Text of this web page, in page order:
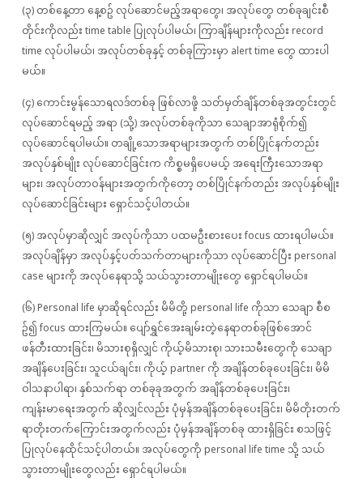
(၃) တစ်နေ့တာ နေ့စဥ် လုပ်ဆောင်မည့်အရာတွေ၊ အလုပ်တွေ တစ်ခုချင်းစီ
တိုင်းကိုလည်း time table ပြုလုပ်ပါမယ်၊ ကြာချိန်များကိုလည်း record
time လုပ်ပါမယ်၊ အလုပ်တစ်ခုနှင့် တစ်ခုကြားမှာ alert time တွေ ထားပါ
မယ်။
(၄) ကောင်းမွန်သောရလဒ်တစ်ခု ဖြစ်လာဖို့ သတ်မှတ်ချိန်တစ်ခုအတွင်းတွင်
လုပ်ဆောင်ရမည့် အရာ (သို့) အလုပ်တစ်ခုကိုသာ သေချာအာရုံစိုက်၍
လုပ်ဆောင်ရပါမယ်။ တချို့သောအရာများအတွက် တစ်ပြိုင်နက်တည်း
အလုပ်နှစ်မျိုး လုပ်ဆောင်ခြင်းက ကိစ္စမရှိပေမယ့် အရေးကြီးသောအရာ
များ၊ အလုပ်တာဝန်များအတွက်ကိုတော့ တစ်ပြိုင်နက်တည်း အလုပ်နှစ်မျိုး
လုပ်ဆောင်ခြင်းများ ရှောင်သင့်ပါတယ်။
(၅) အလုပ်မှာဆိုလျှင် အလုပ်ကိုသာ ပထမဦးစားပေး focus ထားရပါမယ်။
အလုပ်ချိန်မှာ အလုပ်နှင့်ပတ်သက်တာများကိုသာ လုပ်ဆောင်ပြီး personal
case များကို အလုပ်နေရာသို့ သယ်သွားတာမျိုးတွေ ရှောင်ရပါမယ်။
(၆) Personal life မှာဆိုရင်လည်း မိမိတို့ personal life ကိုသာ သေချာ စီစ
ဥ်၍ focus ထားကြမယ်။ ပျော်ရွှင်အေးချမ်းတဲ့နေရာတစ်ခုဖြစ်အောင်
ဖန်တီးထားခြင်း၊ မိသားစုရှိလျှင် ကိုယ့်မိသားစု၊ သားသမီးတွေကို သေချာ
အချိန်ပေးခြင်း၊ သူငယ်ချင်း၊ ကိုယ့် partner ကို အချိန်တစ်ခုပေးခြင်း၊ မိမိ
ဝါသနာပါရာ၊ နှစ်သက်ရာ တစ်ခုခုအတွက် အချိန်တစ်ခုပေးခြင်း၊
ကျန်းမာရေးအတွက် ဆိုလျှင်လည်း ပုံမှန်အချိန်တစ်ခုပေးခြင်း၊ မိမိတိုးတက်
ရာတိုးတက်ကြောင်းအတွက်လည်း ပုံမှန်အချိန်တစ်ခု ထားရှိခြင်း စသဖြင့်
ပြုလုပ်နေထိုင်သင့်ပါတယ်။ အလုပ်တွေကို personal life time သို့ သယ်
သွားတာမျိုးတွေလည်း ‌ရှောင်ရပါမယ်။